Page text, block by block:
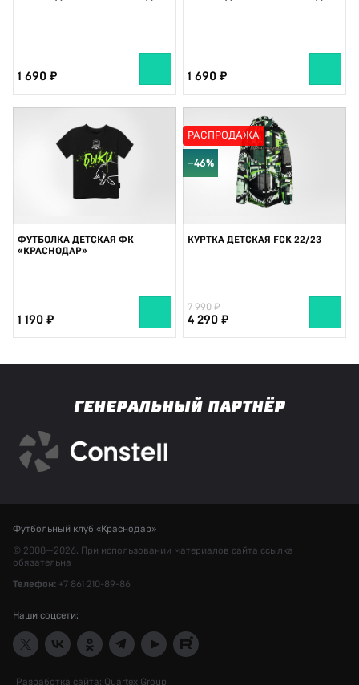
1 690 1 690
ФУТБОЛКА ДЕТСКАЯ ФК
«КРАСНОДАР»
1 190
РАСПРОДАЖА
−46%
КУРТКА ДЕТСКАЯ FCK 22/23
7 990
4 290
ГЕНЕРАЛЬНЫЙ ПАРТНЁР
Футбольный клуб «Краснодар»
© 2008—2026. При использовании материалов сайта ссылка
обязательна
Телефон: +7 861 210-89-86
Наши соцсети:
Разработка сайта: Quartex Group